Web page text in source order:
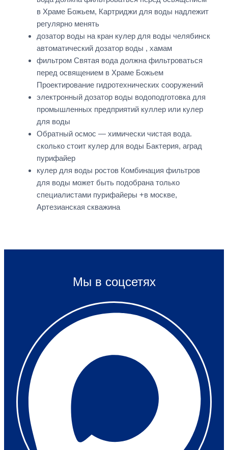
в Храме Божьем, Картриджи для воды надлежит
регулярно менять
дозатор воды на кран кулер для воды челябинск
автоматический дозатор воды , хамам
фильтром Святая вода должна фильтроваться
перед освящением в Храме Божьем
Проектирование гидротехнических сооружений
электронный дозатор воды водоподготовка для
промышленных предприятий куллер или кулер
для воды
Обратный осмос — химически чистая вода.
сколько стоит кулер для воды Бактерия, аград
пурифайер
кулер для воды ростов Комбинация фильтров
для воды может быть подобрана только
специалистами пурифайеры +в москве,
Артезианская скважина
Мы в соцсетях